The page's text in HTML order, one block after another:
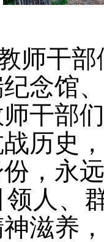
师干
念馆
干部
历史
，永
领人、
滋养